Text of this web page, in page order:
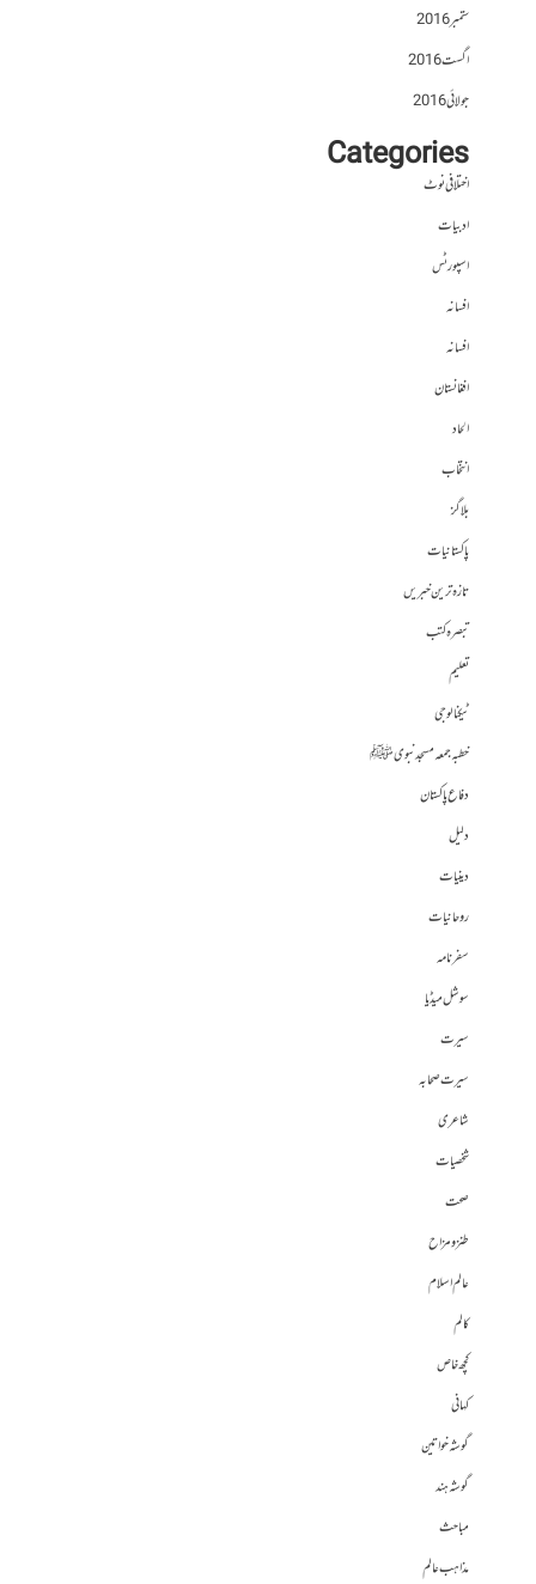
ستمبر 2016
اگست 2016
جولائی 2016
Categories
اختلافی نوٹ
ادبیات
اسپورٹس
افسانہ
افسانہ
افغانستان
الحاد
انتخاب
بلاگز
پاکستانیات
تازہ ترین خبریں
تبصرہ کتب
تعلیم
ٹیکنالوجی
خطبہ جمعہ مسجد نبوی ﷺ
دفاع پاکستان
دلیل
دینیات
روحانیات
سفرنامہ
سوشل میڈیا
سیرت
سیرت صحابہ
شاعری
شخصیات
صحت
طنز و مزاح
عالم اسلام
کالم
کچھ خاص
کہانی
گوشہ خواتین
گوشہ ہند
مباحث
مذاہب عالم